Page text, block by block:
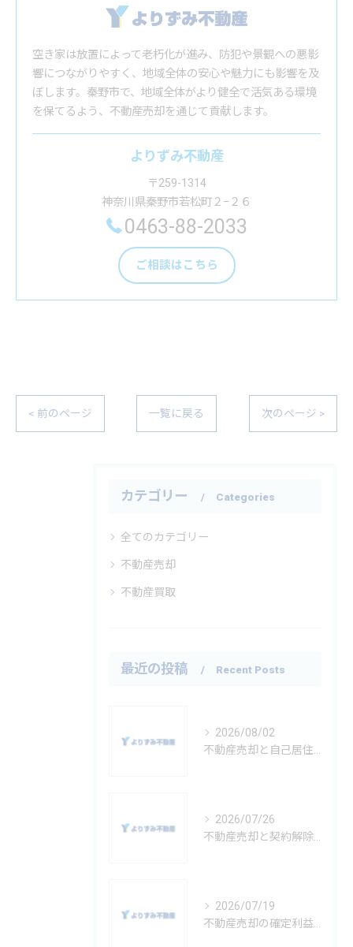
空き家は放置によって老朽化が進み、防犯や景観への悪影
響につながりやすく、地域全体の安心や魅力にも影響を及
ぼします。秦野市で、地域全体がより健全で活気ある環境
を保てるよう、不動産売却を通じて貢献します。
よりずみ不動産
〒259-1314
神奈川県秦野市若松町２−２６
0463-88-2033
ご相談はこちら
< 前のページ 一覧に戻る 次のページ >
カテゴリー Categories
全てのカテゴリー
不動産売却
不動産買取
最近の投稿 Recent Posts
2026/08/02
不動産売却と自己居住の実務ポイントと失敗を防ぐチェックリスト
2026/07/26
不動産売却と契約解除の基礎知識神奈川県秦野市横浜市金沢区を例にリスクと注意点を徹底解説
2026/07/19
不動産売却の確定利益を正しく計算し確定申告の要不要や節税対策まで徹底解説